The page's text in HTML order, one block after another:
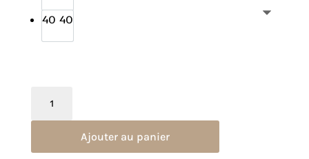
40 40
Nera
Ajouter au panier